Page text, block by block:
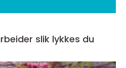
Fagprøve helsefagarbeider slik lykkes du